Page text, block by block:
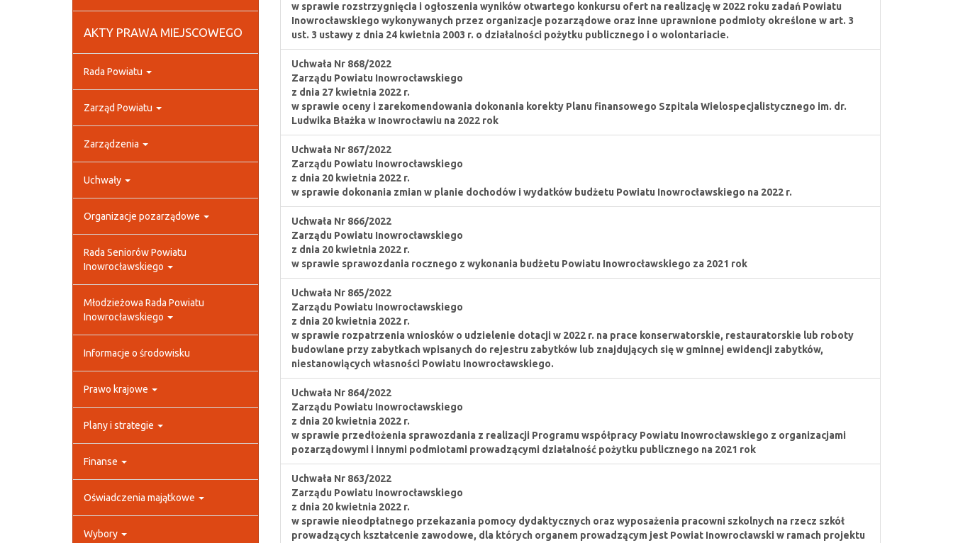
AKTY PRAWA MIEJSCOWEGO
Rada Powiatu
Zarząd Powiatu
Zarządzenia
Uchwały
Organizacje pozarządowe
Rada Seniorów Powiatu
Inowrocławskiego
Młodzieżowa Rada Powiatu
Inowrocławskiego
Informacje o środowisku
Prawo krajowe
Plany i strategie
Finanse
Oświadczenia majątkowe
Wybory
w sprawie rozstrzygnięcia i ogłoszenia wyników otwartego konkursu ofert na realizację w 2022 roku zadań Powiatu
Inowrocławskiego wykonywanych przez organizacje pozarządowe oraz inne uprawnione podmioty określone w art. 3
ust. 3 ustawy z dnia 24 kwietnia 2003 r. o działalności pożytku publicznego i o wolontariacie.
Uchwała Nr 868/2022
Zarządu Powiatu Inowrocławskiego
z dnia 27 kwietnia 2022 r.
w sprawie oceny i zarekomendowania dokonania korekty Planu finansowego Szpitala Wielospecjalistycznego im. dr.
Ludwika Błażka w Inowrocławiu na 2022 rok
Uchwała Nr 867/2022
Zarządu Powiatu Inowrocławskiego
z dnia 20 kwietnia 2022 r.
w sprawie dokonania zmian w planie dochodów i wydatków budżetu Powiatu Inowrocławskiego na 2022 r.
Uchwała Nr 866/2022
Zarządu Powiatu Inowrocławskiego
z dnia 20 kwietnia 2022 r.
w sprawie sprawozdania rocznego z wykonania budżetu Powiatu Inowrocławskiego za 2021 rok
Uchwała Nr 865/2022
Zarządu Powiatu Inowrocławskiego
z dnia 20 kwietnia 2022 r.
w sprawie rozpatrzenia wniosków o udzielenie dotacji w 2022 r. na prace konserwatorskie, restauratorskie lub roboty
budowlane przy zabytkach wpisanych do rejestru zabytków lub znajdujących się w gminnej ewidencji zabytków,
niestanowiących własności Powiatu Inowrocławskiego.
Uchwała Nr 864/2022
Zarządu Powiatu Inowrocławskiego
z dnia 20 kwietnia 2022 r.
w sprawie przedłożenia sprawozdania z realizacji Programu współpracy Powiatu Inowrocławskiego z organizacjami
pozarządowymi i innymi podmiotami prowadzącymi działalność pożytku publicznego na 2021 rok
Uchwała Nr 863/2022
Zarządu Powiatu Inowrocławskiego
z dnia 20 kwietnia 2022 r.
w sprawie nieodpłatnego przekazania pomocy dydaktycznych oraz wyposażenia pracowni szkolnych na rzecz szkół
prowadzących kształcenie zawodowe, dla których organem prowadzącym jest Powiat Inowrocławski w ramach projektu